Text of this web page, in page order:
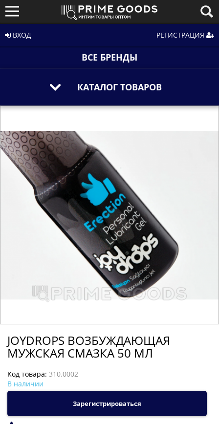
ВХОД РЕГИСТРАЦИЯ
ВСЕ БРЕНДЫ
КАТАЛОГ ТОВАРОВ
JOYDROPS ВОЗБУЖДАЮЩАЯ
МУЖСКАЯ СМАЗКА 50 МЛ
Код товара: 310.0002
В наличии
Зарегистрироваться